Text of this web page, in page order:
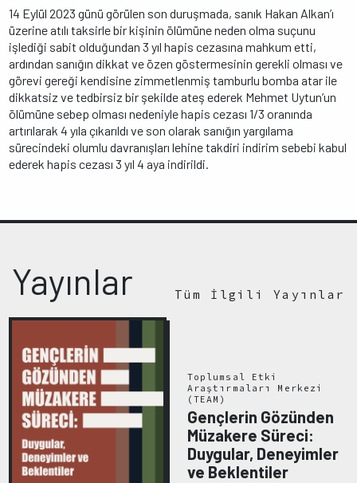
14 Eylül 2023 günü görülen son duruşmada, sanık Hakan Alkan’ı
üzerine atılı taksirle bir kişinin ölümüne neden olma suçunu
işlediği sabit olduğundan 3 yıl hapis cezasına mahkum etti,
ardından sanığın dikkat ve özen göstermesinin gerekli olması ve
görevi gereği kendisine zimmetlenmiş tamburlu bomba atar ile
dikkatsiz ve tedbirsiz bir şekilde ateş ederek Mehmet Uytun’un
ölümüne sebep olması nedeniyle hapis cezası 1/3 oranında
artırılarak 4 yıla çıkarıldı ve son olarak sanığın yargılama
sürecindeki olumlu davranışları lehine takdiri indirim sebebi kabul
ederek hapis cezası 3 yıl 4 aya indirildi.
Yayınlar Tüm İlgili Yayınlar
Toplumsal Etki
Araştırmaları Merkezi
(TEAM)
Gençlerin Gözünden
Müzakere Süreci:
Duygular, Deneyimler
ve Beklentiler